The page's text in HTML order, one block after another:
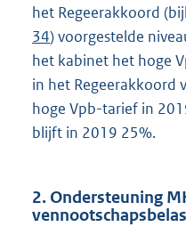
het Regeerakkoord
34) voorgestelde
het kabinet het hoge
in het Regeerakkoord
hoge Vpb-tarief in
blijft in 2019 25%.
2. Ondersteuning